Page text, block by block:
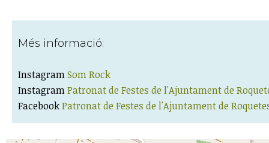
Més informació:
InstagramSom Rock
InstagramPatronat de Festes de l'Ajuntament de
FacebookPatronat de Festes de l'Ajuntament de